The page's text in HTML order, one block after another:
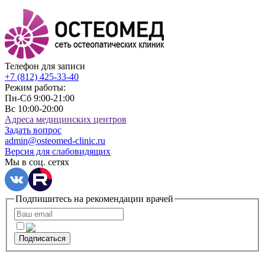
Телефон для записи
+7 (812) 425-33-40
Режим работы:
Пн-Сб 9:00-21:00
Вс 10:00-20:00
Адреса медицинских центров
Задать вопрос
admin@osteomed-clinic.ru
Версия для слабовидящих
Мы в соц. сетях
Подпишитесь на рекомендации врачей
Подписаться